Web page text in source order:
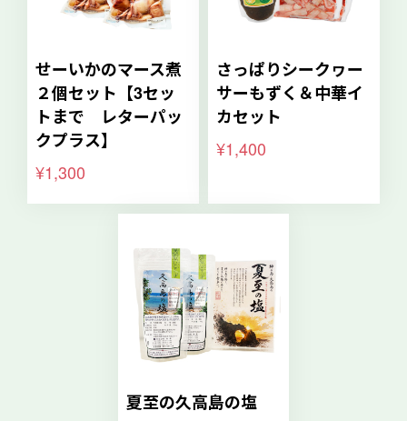
せーいかのマース煮
２個セット【3セッ
トまで レターパッ
クプラス】
¥1,300
さっぱりシークヮー
サーもずく＆中華イ
カセット
¥1,400
夏至の久高島の塩